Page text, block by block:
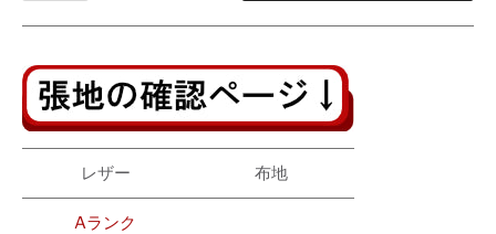
レザー 布地
Aランク